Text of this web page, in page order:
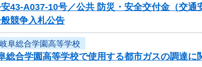
安43-A037-10号／公共 防災・安全交付金（交
競争入札公告
岐阜総合学園高等学校
総合学園高等学校で使用する都市ガスの調達に